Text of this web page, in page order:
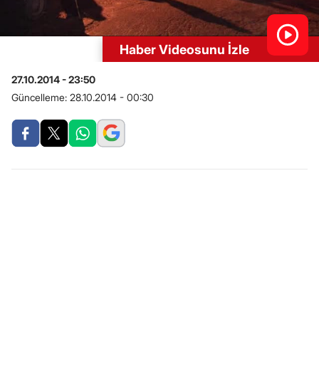
Haber Videosunu İzle
27.10.2014 - 23:50
Güncelleme: 28.10.2014 - 00:30